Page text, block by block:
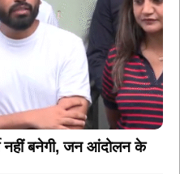
नहीं बनेगी, जन आंदोलन के